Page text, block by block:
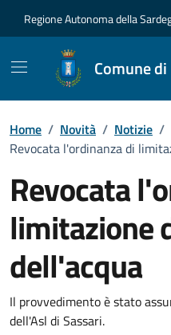
Regione Autonoma della
Comune
Home / Novità / Notizie /
Revocata l'ordinanza di
Revocata
limitazione
dell'acqua
Dettagli della
Il provvedimento è stato
dell'Asl di Sassari.